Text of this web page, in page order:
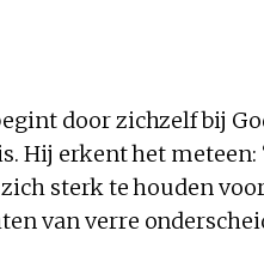
door zichzelf bij
Hij erkent het meteen:
sterk te houden
van verre